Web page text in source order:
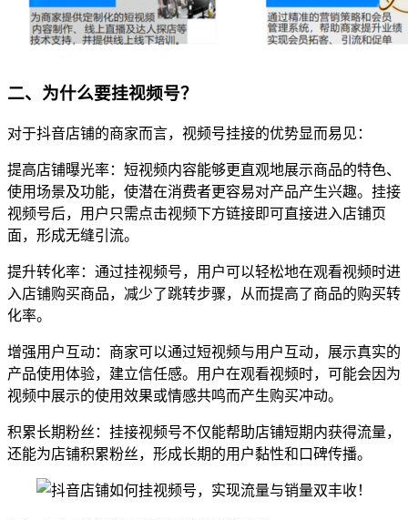
二、为什么要挂视频号？
对于抖音店铺的商家而言，视频号挂接的优势显而易见：
提高店铺曝光率：短视频内容能够更直观地展示商品的特色、
使用场景及功能，使潜在消费者更容易对产品产生兴趣。挂接
视频号后，用户只需点击视频下方链接即可直接进入店铺页
面，形成无缝引流。
提升转化率：通过挂视频号，用户可以轻松地在观看视频时进
入店铺购买商品，减少了跳转步骤，从而提高了商品的购买转
化率。
增强用户互动：商家可以通过短视频与用户互动，展示真实的
产品使用体验，建立信任感。用户在观看视频时，可能会因为
视频中展示的使用效果或情感共鸣而产生购买冲动。
积累长期粉丝：挂接视频号不仅能帮助店铺短期内获得流量，
还能为店铺积累粉丝，形成长期的用户黏性和口碑传播。